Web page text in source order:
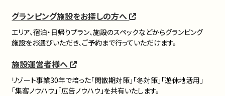
グランピング施設をお探しの方へ
エリア、宿泊・日帰りプラン、施設のスペックなどからグランピング
施設をお選びいただき、ご予約まで行っていただけます。
施設運営者様へ
リゾート事業30年で培った「閑散期対策」「冬対策」「遊休地活用」
「集客ノウハウ」「広告ノウハウ」を共有いたします。